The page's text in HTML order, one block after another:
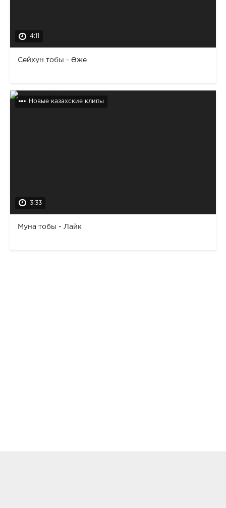
4:11
Сейхун тобы - Әже
Новые казахские клипы
3:33
Муна тобы - Лайк